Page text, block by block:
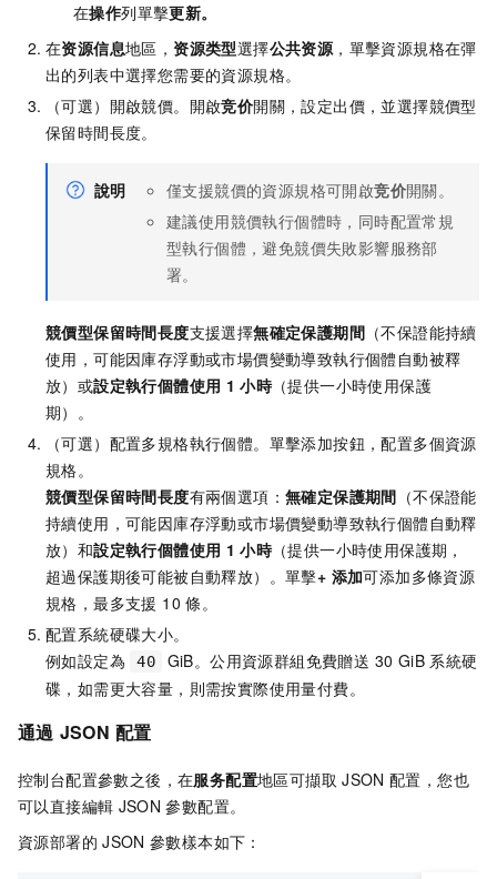
在操作列單擊更新。
在资源信息地區，资源类型選擇公共资源，單擊資源規格在彈
出的列表中選擇您需要的資源規格。
（可選）開啟競價。開啟竞价開關，設定出價，並選擇競價型
保留時間長度。
說明 僅支援競價的資源規格可開啟竞价開關。
建議使用競價執行個體時，同時配置常規
型執行個體，避免競價失敗影響服務部
署。
競價型保留時間長度支援選擇無確定保護期間 （不保證能持續
使用，可能因庫存浮動或市場價變動導致執行個體自動被釋
放）或設定執行個體使用 1 小時（提供一小時使用保護
期）。
（可選）配置多規格執行個體。單擊添加按鈕，配置多個資源
規格。
競價型保留時間長度有兩個選項：無確定保護期間 （不保證能
持續使用，可能因庫存浮動或市場價變動導致執行個體自動釋
放）和設定執行個體使用 1 小時（提供一小時使用保護期，
超過保護期後可能被自動釋放）。單擊+ 添加可添加多條資源
規格，最多支援 10 條。
配置系統硬碟大小。
例如設定為
40
GiB。公用資源群組免費贈送 30 GiB 系統硬
碟，如需更大容量，則需按實際使用量付費。
通過 JSON 配置
控制台配置參數之後，在服务配置地區可擷取 JSON 配置，您也
可以直接編輯 JSON 參數配置。
資源部署的 JSON 參數樣本如下：